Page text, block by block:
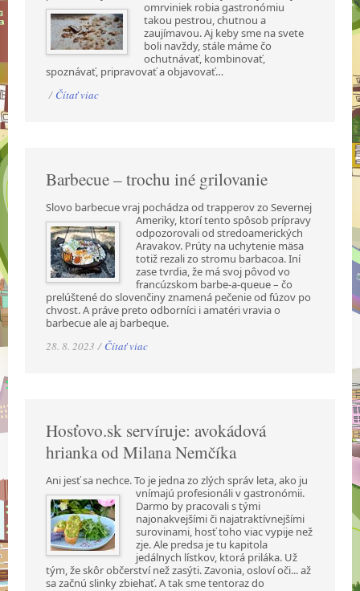
omrviniek robia gastronómiu
takou pestrou, chutnou a
zaujímavou. Aj keby sme na svete
boli navždy, stále máme čo
ochutnávať, kombinovať,
spoznávať, pripravovať a objavovať…
/ Čítať viac
Barbecue – trochu iné grilovanie
Slovo barbecue vraj pochádza od trapperov zo Severnej
Ameriky, ktorí tento spôsob prípravy
odpozorovali od stredoamerických
Aravakov. Prúty na uchytenie mäsa
totiž rezali zo stromu barbacoa. Iní
zase tvrdia, že má svoj pôvod vo
francúzskom barbe-a-queue – čo
prelúštené do slovenčiny znamená pečenie od fúzov po
chvost. A práve preto odborníci i amatéri vravia o
barbecue ale aj barbeque.
28. 8. 2023 / Čítať viac
Hosťovo.sk servíruje: avokádová
hrianka od Milana Nemčíka
Ani jesť sa nechce. To je jedna zo zlých správ leta, ako ju
vnímajú profesionáli v gastronómii.
Darmo by pracovali s tými
najonakvejšími či najatraktívnejšími
surovinami, hosť toho viac vypije než
zje. Ale predsa je tu kapitola
jedálnych lístkov, ktorá priláka. Už
tým, že skôr občerství než zasýti. Zavonia, osloví oči... až
sa začnú slinky zbiehať. A tak sme tentoraz do